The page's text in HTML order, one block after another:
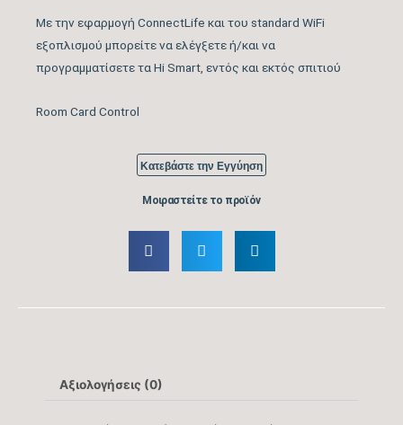
Με την εφαρμογή ConnectLife και του standard WiFi
εξοπλισμού μπορείτε να ελέγξετε ή/και να
προγραμματίσετε τα Hi Smart, εντός και εκτός σπιτιού
Room Card Control
Μοιραστείτε το προϊόν
Κατεβάστε την Εγγύηση
Κάλυψη Χώρου έως …
(m2)
25
Κυβικά Μέτρα Κάλυψης
10.918
3.412 – 11.601
Αξιολογήσεις (0)